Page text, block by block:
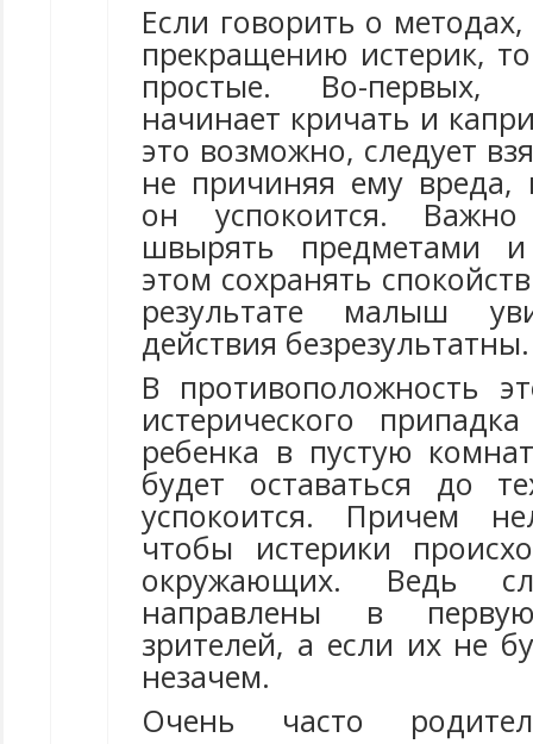
Если говорить о
прекращению истерик,
простые. Во-первых,
начинает кричать и
это возможно, следует
не причиняя ему вреда,
он успокоится.
швырять предметами
этом сохранять
результате малыш
действия безрезультатны.
В противоположность
истерического
ребенка в пустую
будет оставаться до
успокоится. Причем
чтобы истерики
окружающих. Ведь
направлены в
зрителей, а если их не
незачем.
Очень часто